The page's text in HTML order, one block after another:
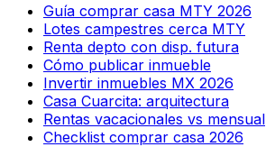
Guía comprar casa MTY 2026
Lotes campestres cerca MTY
Renta depto con disp. futura
Cómo publicar inmueble
Invertir inmuebles MX 2026
Casa Cuarcita: arquitectura
Rentas vacacionales vs mensual
Checklist comprar casa 2026